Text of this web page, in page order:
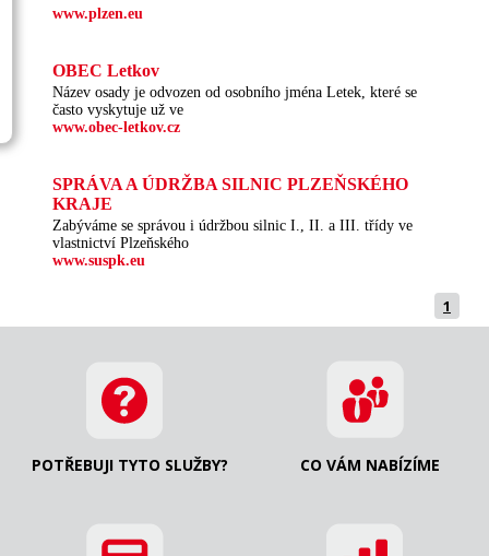
www.plzen.eu
OBEC Letkov
Název osady je odvozen od osobního jména Letek, které se
často vyskytuje už ve
www.obec-letkov.cz
SPRÁVA A ÚDRŽBA SILNIC PLZEŇSKÉHO
KRAJE
Zabýváme se správou i údržbou silnic I., II. a III. třídy ve
vlastnictví Plzeňského
www.suspk.eu
1
POTŘEBUJI TYTO SLUŽBY? CO VÁM NABÍZÍME